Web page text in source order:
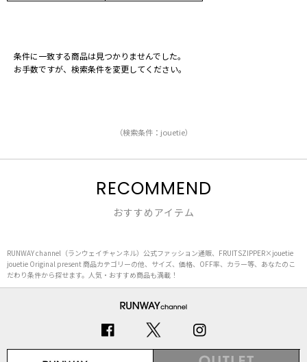
条件に一致する商品は見つかりませんでした。
お手数ですが、検索条件を変更してください。
（検索条件：jouetie）
RECOMMEND
おすすめアイテム
RUNWAY channel（ランウェイチャンネル）公式ファッション通販、FRUITSZIPPER×jouetie
jouetie Original present 商品カテゴリーの他、サイズ、価格、OFF率、カラー等、あなたのこ
だわり条件から探せます。人気・おすすめ商品も満載！